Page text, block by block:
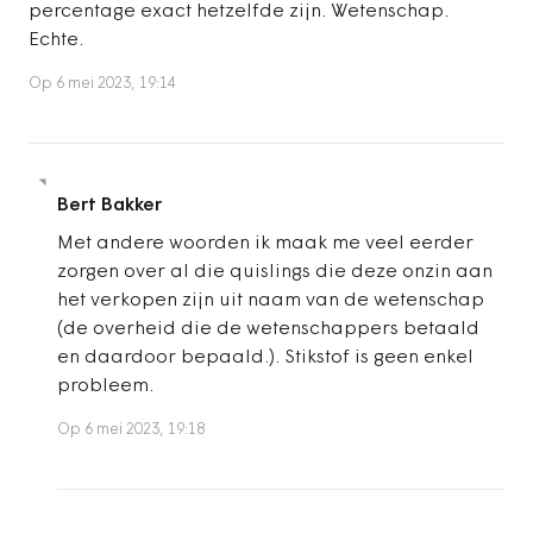
percentage exact hetzelfde zijn. Wetenschap.
Echte.
Op 6 mei 2023, 19:14
Bert Bakker
Met andere woorden ik maak me veel eerder
zorgen over al die quislings die deze onzin aan
het verkopen zijn uit naam van de wetenschap
(de overheid die de wetenschappers betaald
en daardoor bepaald.). Stikstof is geen enkel
probleem.
Op 6 mei 2023, 19:18